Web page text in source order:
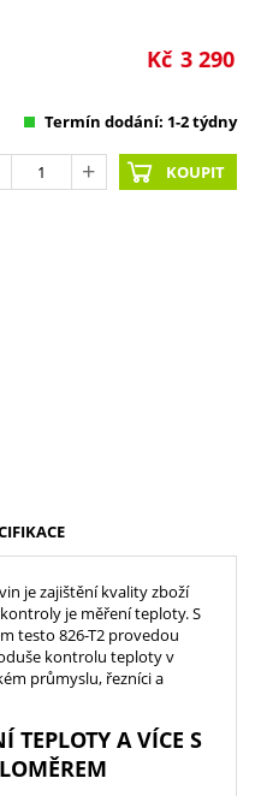
3 290
Kč
Termín dodání: 1-2 týdny
KOUPIT
je zajištění kvality zboží
je měření teploty. S
testo 826-T2 provedou
kontrolu teploty v
průmyslu, řezníci a
TEPLOTY A VÍCE S